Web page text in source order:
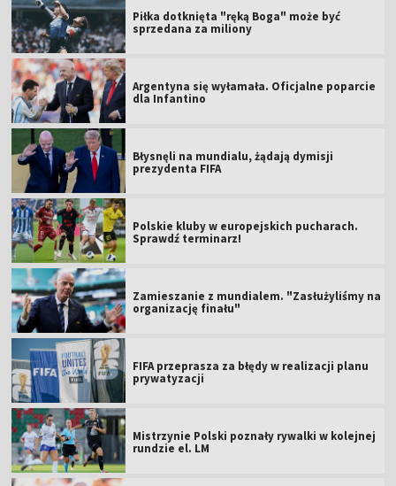
Piłka dotknięta "ręką Boga" może być
sprzedana za miliony
Argentyna się wyłamała. Oficjalne poparcie
dla Infantino
Błysnęli na mundialu, żądają dymisji
prezydenta FIFA
Polskie kluby w europejskich pucharach.
Sprawdź terminarz!
Zamieszanie z mundialem. "Zasłużyliśmy na
organizację finału"
FIFA przeprasza za błędy w realizacji planu
prywatyzacji
Mistrzynie Polski poznały rywalki w kolejnej
rundzie el. LM